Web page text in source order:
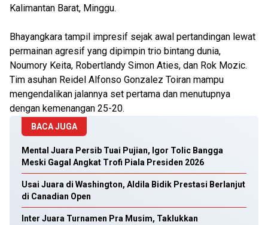
Kalimantan Barat, Minggu.
Bhayangkara tampil impresif sejak awal pertandingan lewat
permainan agresif yang dipimpin trio bintang dunia,
Noumory Keita, Robertlandy Simon Aties, dan Rok Mozic.
Tim asuhan Reidel Alfonso Gonzalez Toiran mampu
mengendalikan jalannya set pertama dan menutupnya
dengan kemenangan 25-20.
BACA JUGA
Mental Juara Persib Tuai Pujian, Igor Tolic Bangga
Meski Gagal Angkat Trofi Piala Presiden 2026
Usai Juara di Washington, Aldila Bidik Prestasi Berlanjut
di Canadian Open
Inter Juara Turnamen Pra Musim, Taklukkan